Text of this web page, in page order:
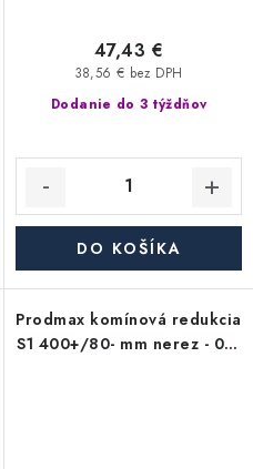
Dodanie do 3 týždňov
38,56 € bez DPH
47,43 €
DO KOŠÍKA
Prodmax komínová redukcia
S1 400+/80- mm nerez - 0,6